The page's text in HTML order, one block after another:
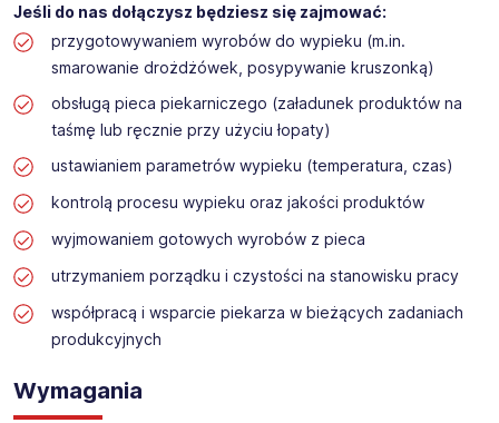
działalności daliśmy pracę przeszło 50 000 pracowników
w całym kraju. Skutecznie znajdujemy pracowników dla
największych firm, jak również małych rodzinnych
przedsiębiorstw w Polsce. Agencja jest wpisana pod nr
396 w Krajowym Rejestrze Agencji Zatrudnienia.
Obecnie dla naszego Klienta, poszukujemy osób na
stanowisko:
PIECOWY/POMOCNIK PIEKARZA (K/M) - możliwość
przyuczenia
Jeśli do nas dołączysz będziesz się zajmować:
przygotowywaniem wyrobów do wypieku (m.in.
smarowanie drożdżówek, posypywanie kruszonką)
obsługą pieca piekarniczego (załadunek produktów na
taśmę lub ręcznie przy użyciu łopaty)
ustawianiem parametrów wypieku (temperatura, czas)
kontrolą procesu wypieku oraz jakości produktów
wyjmowaniem gotowych wyrobów z pieca
utrzymaniem porządku i czystości na stanowisku pracy
współpracą i wsparcie piekarza w bieżących zadaniach
produkcyjnych
Wymagania